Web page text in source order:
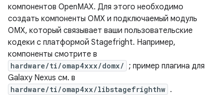
компонентов OpenMAX. Для этого необходимо
создать компоненты OMX и подключаемый модуль
OMX, который связывает ваши пользовательские
кодеки с платформой Stagefright. Например,
компоненты смотрите в
hardware/ti/omap4xxx/domx/ ; пример плагина для
Galaxy Nexus см. в
hardware/ti/omap4xx/libstagefrighthw .